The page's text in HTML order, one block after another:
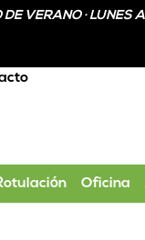
VERANO · LUNES
Oficina